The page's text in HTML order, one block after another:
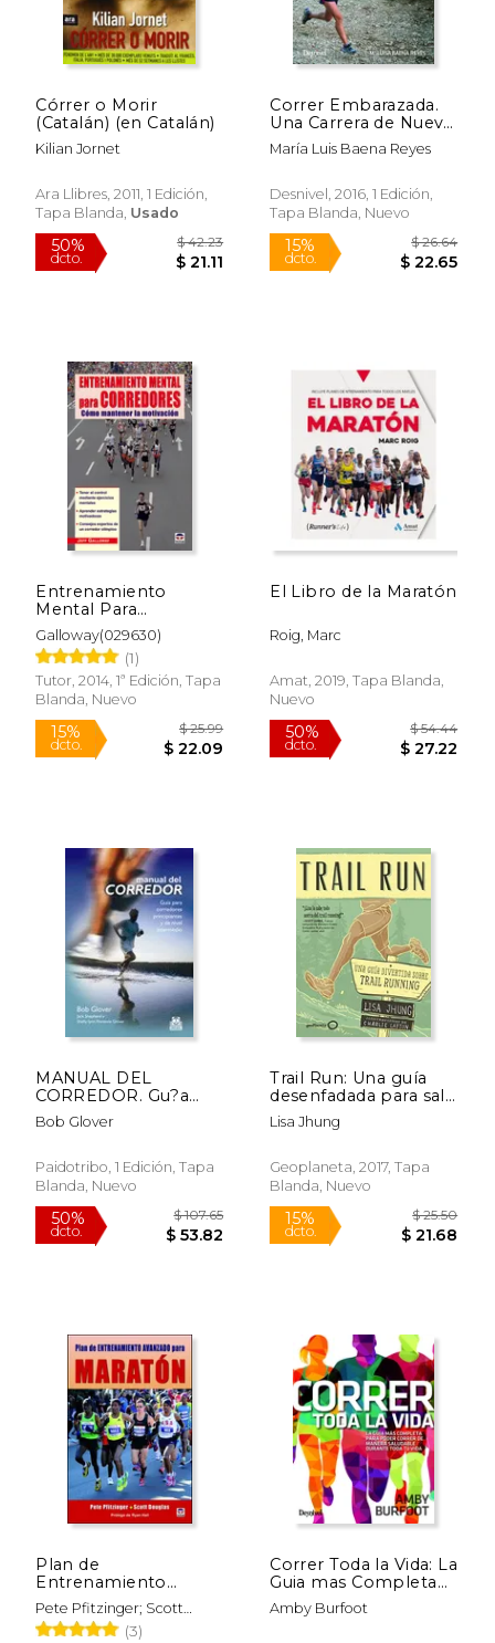
$ 21.21
Córrer o Morir
(Catalán) (en Catalán)
Kilian Jornet
Ara Llibres, 2011, 1 Edición,
Tapa Blanda, Usado
50%
dcto.
Correr Embarazada.
Una Carrera de Nueve
Meses
María Luis Baena Reyes
Desnivel, 2016, 1 Edición,
Tapa Blanda, Nuevo
15%
dcto.
Entrenamiento
Mental Para
Corredores: Cómo
Mantener la
Motivación
Galloway(029630)
(1)
Tutor, 2014, 1ª Edición, Tapa
Blanda, Nuevo
15%
dcto. $ 22.09
El Libro de la Maratón
Roig, Marc
Amat, 2019, Tapa Blanda,
Nuevo
50%
dcto.
MANUAL DEL
CORREDOR. Gu?a
para corredores
principiantes y de
(Spanish Edition)
Bob Glover
Paidotribo, 1 Edición, Tapa
Blanda, Nuevo
Trail Run: Una guía
desenfadada para salir
corriendo (Deportes)
Lisa Jhung
Geoplaneta, 2017, Tapa
Blanda, Nuevo
Plan de
Entrenamiento
Avanzado Para
Maratón
Pete Pfitzinger; Scott
Douglas
(3)
Correr Toda la Vida: La
Guia mas Completa
Para Poder Correr de
Manera Saludable
Amby Burfoot